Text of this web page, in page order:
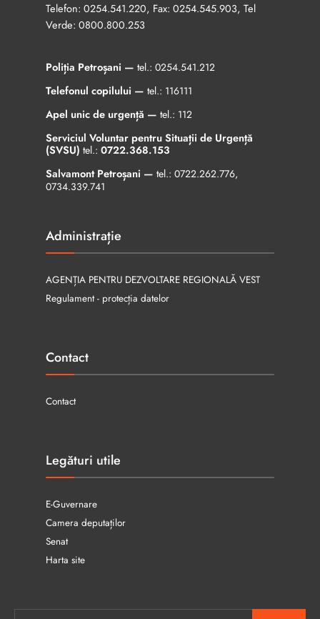
Telefon: 0254.541.220, Fax: 0254.545.903, Tel
Verde: 0800.800.253
Poliția Petroșani — tel.: 0254.541.212
Telefonul copilului — tel.: 116111
Apel unic de urgență — tel.: 112
Serviciul Voluntar pentru Situații de Urgență
(SVSU) tel.: 0722.368.153
Salvamont Petroșani — tel.: 0722.262.776,
0734.339.741
Administrație
AGENȚIA PENTRU DEZVOLTARE REGIONALĂ VEST
Regulament - protecția datelor
Contact
Contact
Legături utile
E-Guvernare
Camera deputaților
Senat
Harta site